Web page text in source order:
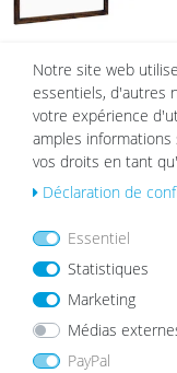
Chêne foncé en MDF
acrylique
99,99 € 79,99 €
List
sou
hait
Notre site web
essentiels, d'autres
votre expérience
amples
vos droits en tant
Déclaration de
Essentiel
Statistiques
Marketing
Médias
PayPal